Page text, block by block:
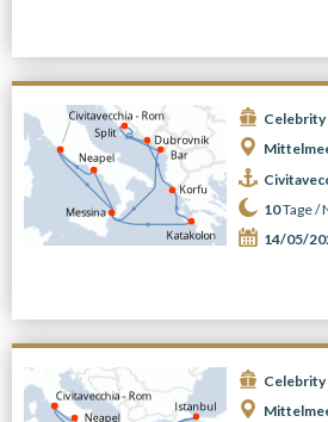
Celebrity
10Tage /
14/05/
Celebrity